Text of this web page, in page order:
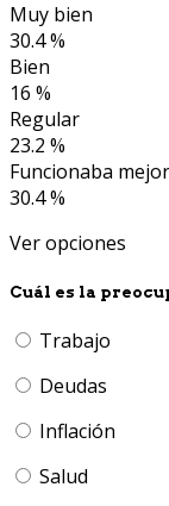
Muy bien
30.4 %
Bien
16 %
Regular
23.2 %
Funcionaba
30.4 %
Ver opciones
Cuál es la
Trabajo
Deudas
Inflación
Salud